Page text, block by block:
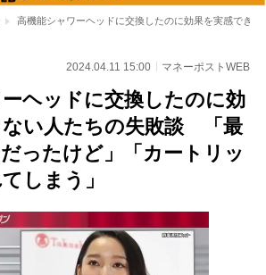
高機能シャワーヘッドに交換したのに効果を実感でき
2024.04.11 15:00 マネーポストWEB
ヘッドに交換したのに効
ない人たちの失敗談 「最
ったけど」「カートリッ
しまう」